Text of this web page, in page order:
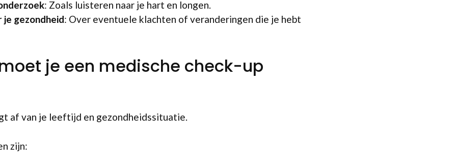
: Zoals luisteren naar je hart en longen.
je gezondheid: Over eventuele klachten of veranderingen die je hebt
je een medische check-up
af van je leeftijd en gezondheidssituatie.
zijn: